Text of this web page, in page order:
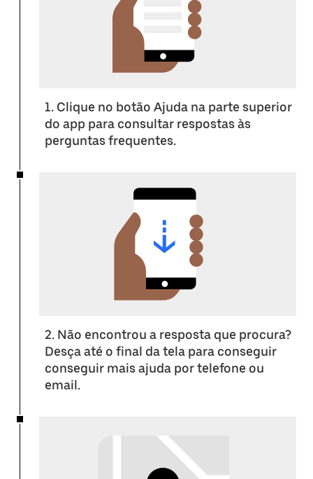
1. Clique no botão Ajuda na parte superior
do app para consultar respostas às
perguntas frequentes.
2. Não encontrou a resposta que procura?
Desça até o final da tela para conseguir
conseguir mais ajuda por telefone ou
email.